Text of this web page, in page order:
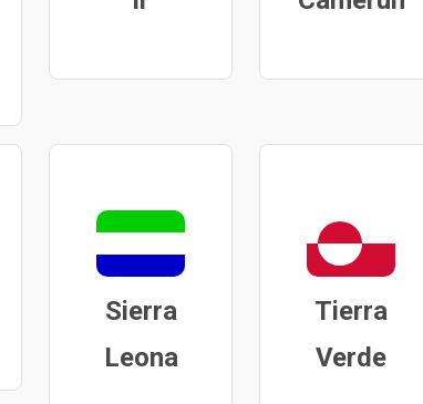
Sierra
Leona
Tierra
Verde